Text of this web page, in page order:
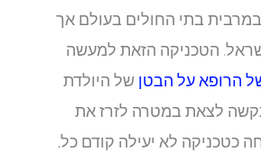
בתי החולים בעולם אך
הטכניקה הזאת למעשה
על הבטןשל היולדת
לצאת במטרה לזרז את
לא יעילה קודם כל,